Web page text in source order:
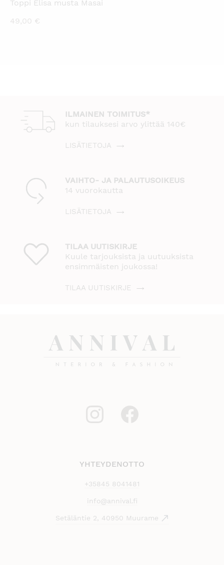
Toppi Elisa musta Masai
49,00 €
ILMAINEN TOIMITUS*
kun tilauksesi arvo ylittää 140€
LISÄTIETOJA
VAIHTO- JA PALAUTUSOIKEUS
14 vuorokautta
LISÄTIETOJA
TILAA UUTISKIRJE
Kuule tarjouksista ja uutuuksista
ensimmäisten joukossa!
TILAA UUTISKIRJE
YHTEYDENOTTO
+35845 8041481
info@annival.fi
Setäläntie 2, 40950 Muurame